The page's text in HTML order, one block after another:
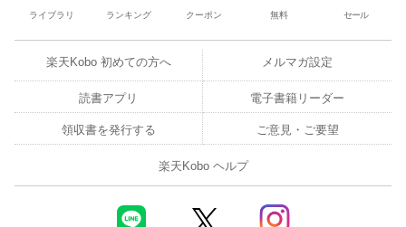
ライブラリ ランキング クーポン 無料 セール
楽天Kobo 初めての方へ メルマガ設定
読書アプリ 電子書籍リーダー
領収書を発行する ご意見・ご要望
楽天Kobo ヘルプ